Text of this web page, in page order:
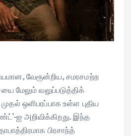
வேரூன்றிய, சமரசமற்ற
மேலும் வலுப்படுத்திக்
ஒளிபரப்பாக உள்ள புதிய
ஐ அறிவிக்கிறது. இந்த
பிரசாந்த்